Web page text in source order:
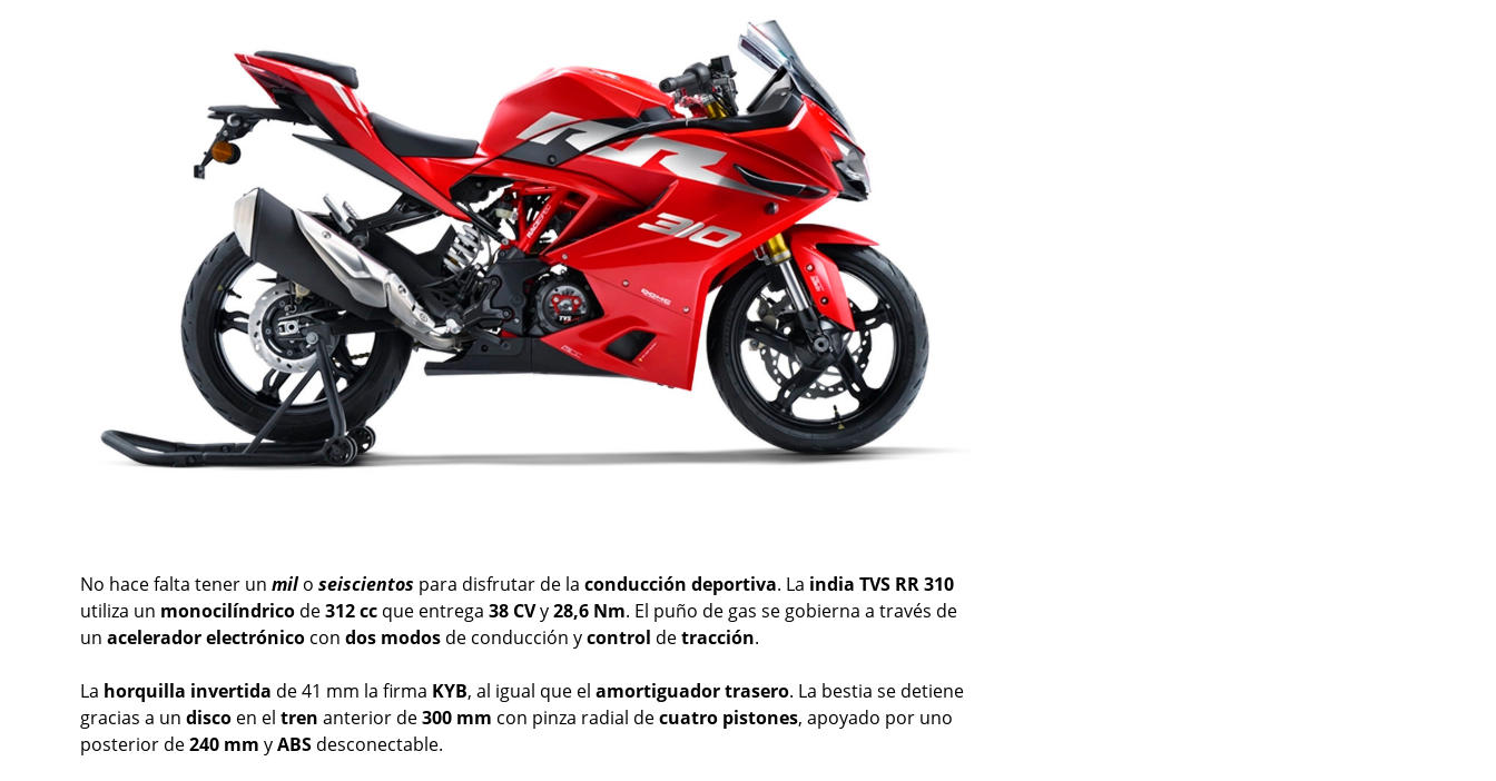
No hace falta tener un milo seiscientos para disfrutar de la conducción deportiva. La india TVS RR 310
utiliza un monocilíndrico de312 cc que entrega 38 CVy28,6 Nm. El puño de gas se gobierna a través de
un aceleradorelectrónico con dos modos de conducción ycontrol detracción.
La horquilla invertida de 41 mm la firma KYB, al igual que el amortiguadortrasero. La bestia se detiene
gracias a un disco en el tren anterior de300 mm con pinza radial decuatro pistones, apoyado por uno
posterior de240 mm yABS desconectable.